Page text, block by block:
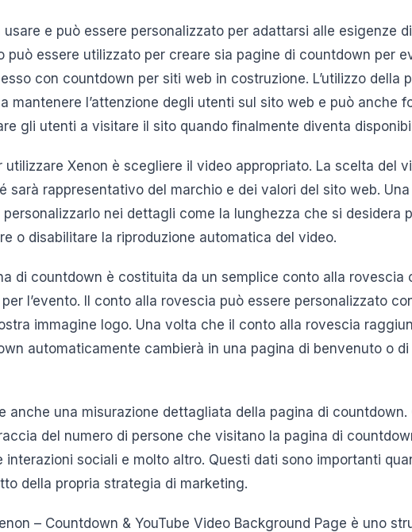
e può essere personalizzato per adattarsi alle esigenze
può essere utilizzato per creare sia pagine di countdown per
con countdown per siti web in costruzione. L’utilizzo della
mantenere l’attenzione degli utenti sul sito web e può anche
gli utenti a visitare il sito quando finalmente diventa
utilizzare Xenon è scegliere il video appropriato. La scelta del
sarà rappresentativo del marchio e dei valori del sito web.
nei dettagli come la lunghezza che si desidera
o disabilitare la riproduzione automatica del video.
di countdown è costituita da un semplice conto alla rovescia
l’evento. Il conto alla rovescia può essere personalizzato
immagine logo. Una volta che il conto alla rovescia
automaticamente cambierà in una pagina di benvenuto o
anche una misurazione dettagliata della pagina di countdown.
del numero di persone che visitano la pagina di
interazioni sociali e molto altro. Questi dati sono importanti
della propria strategia di marketing.
– Countdown & YouTube Video Background Page è uno